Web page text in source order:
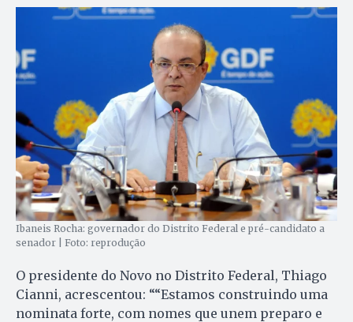
Ibaneis Rocha: governador do Distrito Federal e pré-candidato a
senador | Foto: reprodução
O presidente do Novo no Distrito Federal, Thiago
Cianni, acrescentou: ““Estamos construindo uma
nominata forte, com nomes que unem preparo e